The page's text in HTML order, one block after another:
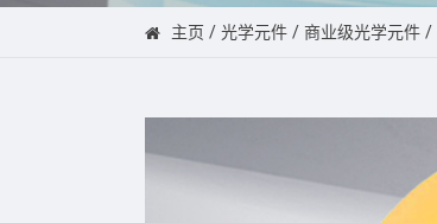
主页 光学元件 商业级光学元件